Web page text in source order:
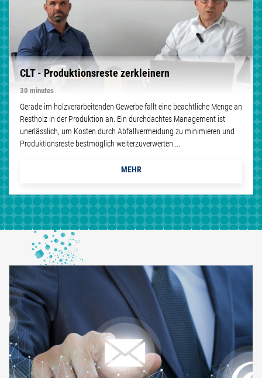
CLT - Produktionsreste zerkleinern
30 minutes
Gerade im holzverarbeitenden Gewerbe fällt eine beachtliche Menge an
Restholz in der Produktion an. Ein durchdachtes Management ist
unerlässlich, um Kosten durch Abfallvermeidung zu minimieren und
Produktionsreste bestmöglich weiterzuverwerten....
MEHR